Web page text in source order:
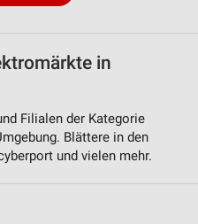
in
Filialen der Kategorie
Blättere in den
und vielen mehr.